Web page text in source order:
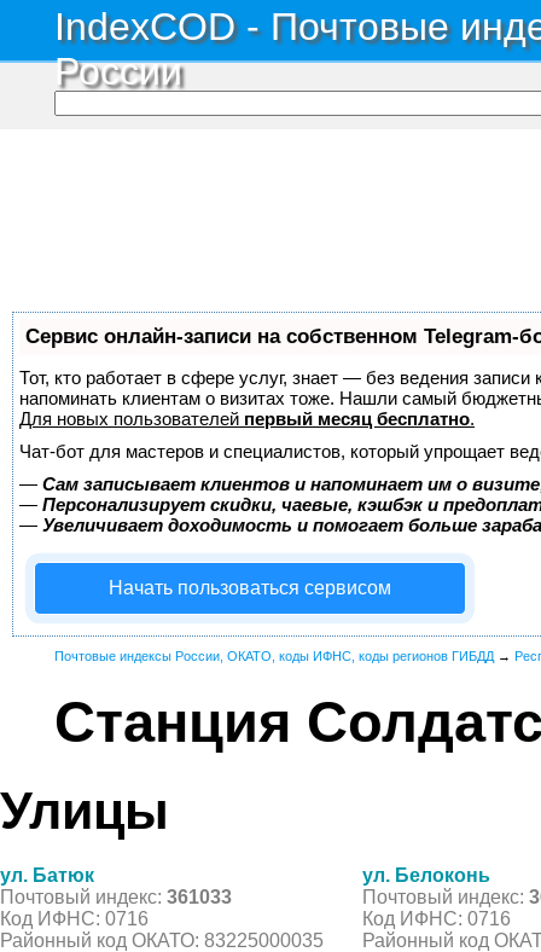
IndexCOD - Почтовые
России
Сервис онлайн-записи на собственном Telegram-
Тот, кто работает в сфере услуг, знает — без ведения
напоминать клиентам о визитах тоже. Нашли самый
Для новых пользователей первый месяц бесплатно.
Чат-бот для мастеров и специалистов, который упрощает
— Сам записывает клиентов и напоминает им о
— Персонализирует скидки, чаевые, кэшбэк и
— Увеличивает доходимость и помогает больше
Начать пользоваться сервисом
Почтовые индексы России, ОКАТО, коды ИФНС, коды регионов ГИБДД →
Станция
Улицы
ул. Батюк
Почтовый индекс: 361033
Код ИФНС: 0716
Районный код ОКАТО: 83225000035
ул. Белоконь
Почтовый индекс:
Код ИФНС: 0716
Районный код